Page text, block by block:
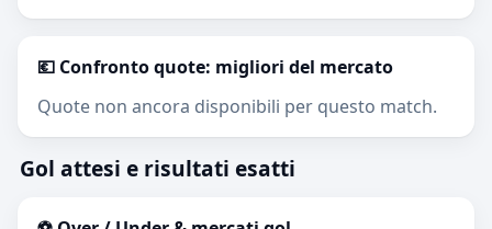
💶 Confronto quote: migliori del mercato
Quote non ancora disponibili per questo match.
Gol attesi e risultati esatti